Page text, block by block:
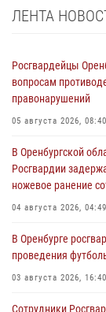
ЛЕНТА
Росгвардейцы
вопросам
правонарушений
05 августа 2026, 08:40
В Оренбургской
Росгвардии
ножевое ранение
04 августа 2026, 04:49
В Оренбурге
проведения
03 августа 2026, 16:40
Сотрудники